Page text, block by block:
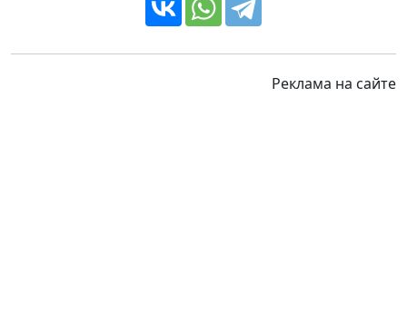
Реклама на сайте